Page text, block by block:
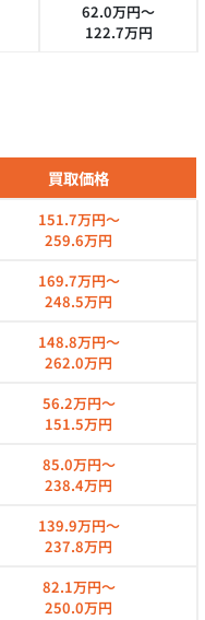
62.0万円～
122.7万円
買取価格
151.7万円～
259.6万円
169.7万円～
248.5万円
148.8万円～
262.0万円
56.2万円～
151.5万円
85.0万円～
238.4万円
139.9万円～
237.8万円
82.1万円～
250.0万円